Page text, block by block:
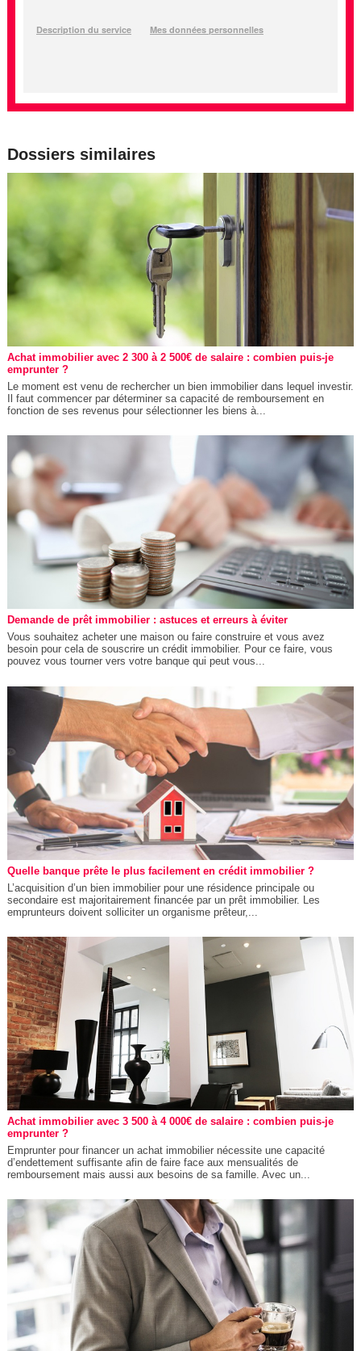
Dossiers similaires
Achat immobilier avec 2 300 à 2 500€ de salaire : combien puis-je
emprunter ?
Le moment est venu de rechercher un bien immobilier dans lequel investir.
Il faut commencer par déterminer sa capacité de remboursement en
fonction de ses revenus pour sélectionner les biens à...
Demande de prêt immobilier : astuces et erreurs à éviter
Vous souhaitez acheter une maison ou faire construire et vous avez
besoin pour cela de souscrire un crédit immobilier. Pour ce faire, vous
pouvez vous tourner vers votre banque qui peut vous...
Quelle banque prête le plus facilement en crédit immobilier ?
L’acquisition d’un bien immobilier pour une résidence principale ou
secondaire est majoritairement financée par un prêt immobilier. Les
emprunteurs doivent solliciter un organisme prêteur,...
Achat immobilier avec 3 500 à 4 000€ de salaire : combien puis-je
emprunter ?
Emprunter pour financer un achat immobilier nécessite une capacité
d’endettement suffisante afin de faire face aux mensualités de
remboursement mais aussi aux besoins de sa famille. Avec un...